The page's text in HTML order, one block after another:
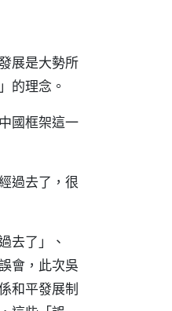
展是大勢所
的理念。
國框架這一
過去了，很
去了」、
會，此次吳
和平發展制